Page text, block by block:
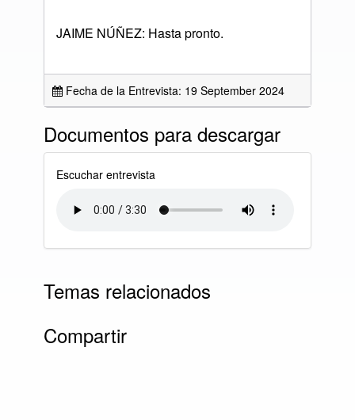
JAIME NÚÑEZ: Hasta pronto.
Fecha de la Entrevista: 19 September 2024
Documentos para descargar
Escuchar entrevista
Temas relacionados
Compartir